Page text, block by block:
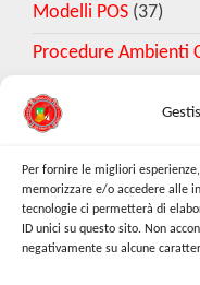
Per fornire le migliori
memorizzare e/o accedere alle
tecnologie ci permetterà di
ID unici su questo sito. Non
negativamente su alcune
Modelli POS (37)
Procedure Ambienti
Richiedi